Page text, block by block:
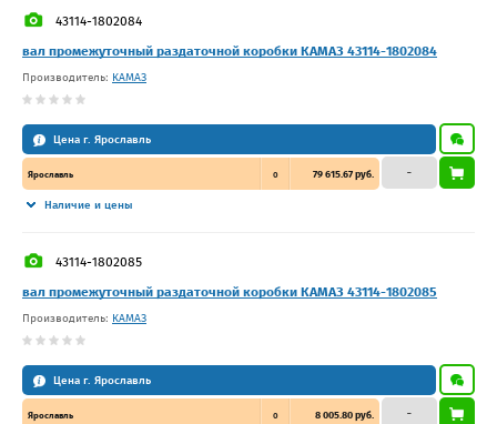
43114-1802084
вал промежуточный раздаточной коробки КАМАЗ 43114-1802084
Производитель: КАМАЗ
Цена г. Ярославль
Ярославль 0 79 615.67 руб.
Наличие и цены
–
43114-1802085
вал промежуточный раздаточной коробки КАМАЗ 43114-1802085
Производитель: КАМАЗ
Цена г. Ярославль
Ярославль 0 8 005.80 руб. –